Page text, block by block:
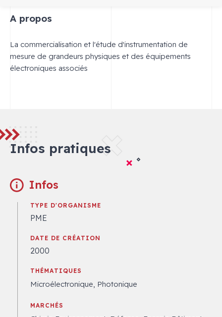
A propos
La commercialisation et l'étude d'instrumentation de
mesure de grandeurs physiques et des équipements
électroniques associés
Infos pratiques
Infos
TYPE D'ORGANISME
PME
DATE DE CRÉATION
2000
THÉMATIQUES
Microélectronique, Photonique
MARCHÉS